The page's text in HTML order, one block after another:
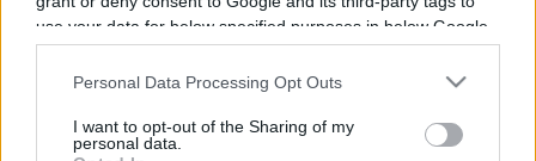
use your data for below specified purposes in below Google
consent section.
Personal Data Processing Opt Outs
I want to opt-out of the Sharing of my
personal data.
France - Fidji